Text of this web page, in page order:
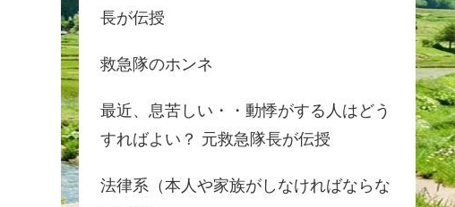
長が伝授
救急隊のホンネ
最近、息苦しい・・動悸がする人はどう
すればよい？ 元救急隊長が伝授
法律系（本人や家族がしなければならな